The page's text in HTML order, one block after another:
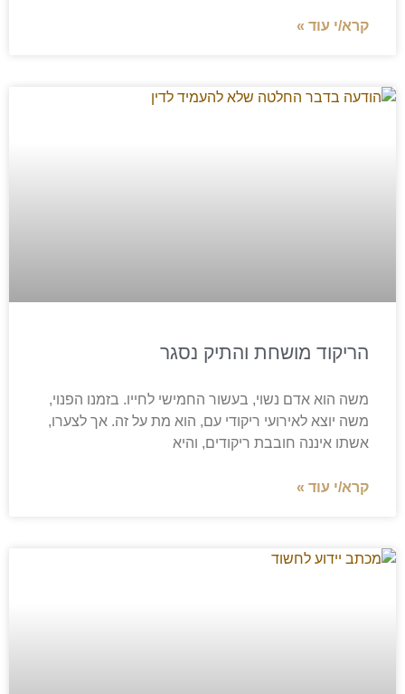
קרא/י עוד »
הריקוד מושחת והתיק נסגר
משה הוא אדם נשוי, בעשור החמישי לחייו. בזמנו הפנוי,
משה יוצא לאירועי ריקודי עם, הוא מת על זה. אך לצערו,
אשתו איננה חובבת ריקודים, והיא
קרא/י עוד »